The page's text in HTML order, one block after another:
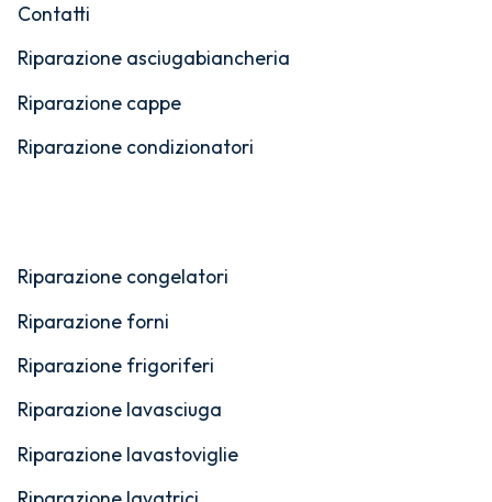
Contatti
Riparazione asciugabiancheria
Riparazione cappe
Riparazione condizionatori
Riparazione congelatori
Riparazione forni
Riparazione frigoriferi
Riparazione lavasciuga
Riparazione lavastoviglie